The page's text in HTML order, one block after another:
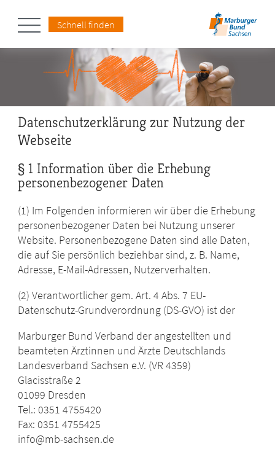
Schnell finden
Datenschutzerklärung zur Nutzung der
Webseite
§ 1 Information über die Erhebung
personenbezogener Daten
(1) Im Folgenden informieren wir über die Erhebung
personenbezogener Daten bei Nutzung unserer
Website. Personenbezogene Daten sind alle Daten,
die auf Sie persönlich beziehbar sind, z. B. Name,
Adresse, E-Mail-Adressen, Nutzerverhalten.
(2) Verantwortlicher gem. Art. 4 Abs. 7 EU-
Datenschutz-Grundverordnung (DS-GVO) ist der
Marburger Bund Verband der angestellten und
beamteten Ärztinnen und Ärzte Deutschlands
Landesverband Sachsen e.V. (VR 4359)
Glacisstraße 2
01099 Dresden
Tel.: 0351 4755420
Fax: 0351 4755425
info@mb-sachsen.de